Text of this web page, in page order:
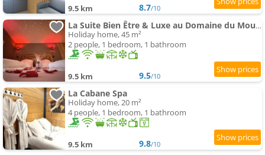
9.5 km 8.7/10
La Suite Bien Être & Luxe au Domaine du Moulin
Holiday home, 45 m²
2 people, 1 bedroom, 1 bathroom
9.5 km 9.5/10
La Cabane Spa
Holiday home, 20 m²
4 people, 1 bedroom, 1 bathroom
9.5 km 9.8/10